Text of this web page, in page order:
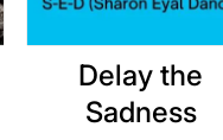
Delay the
Sadness